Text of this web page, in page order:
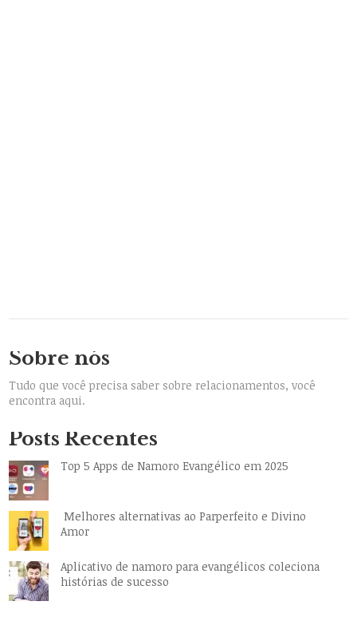
Sobre nós
Tudo que você precisa saber sobre relacionamentos, você
encontra aqui.
Posts Recentes
Top 5 Apps de Namoro Evangélico em 2025
Melhores alternativas ao Parperfeito e Divino
Amor
Aplicativo de namoro para evangélicos coleciona
histórias de sucesso